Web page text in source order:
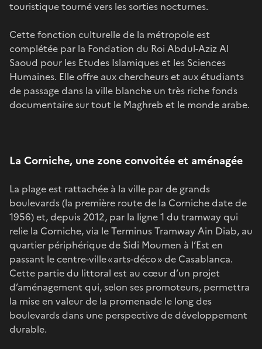
touristique tourné vers les sorties nocturnes.
Cette fonction culturelle de la métropole est
complétée par la Fondation du Roi Abdul-Aziz Al
Saoud pour les Etudes Islamiques et les Sciences
Humaines. Elle offre aux chercheurs et aux étudiants
de passage dans la ville blanche un très riche fonds
documentaire sur tout le Maghreb et le monde arabe.
La Corniche, une zone convoitée et aménagée
La plage est rattachée à la ville par de grands
boulevards (la première route de la Corniche date de
1956) et, depuis 2012, par la ligne 1 du tramway qui
relie la Corniche, via le Terminus Tramway Ain Diab, au
quartier périphérique de Sidi Moumen à l’Est en
passant le centre-ville « arts-déco » de Casablanca.
Cette partie du littoral est au cœur d’un projet
d’aménagement qui, selon ses promoteurs, permettra
la mise en valeur de la promenade le long des
boulevards dans une perspective de développement
durable.